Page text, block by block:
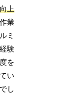
上
業
ミ
験
を
い
し